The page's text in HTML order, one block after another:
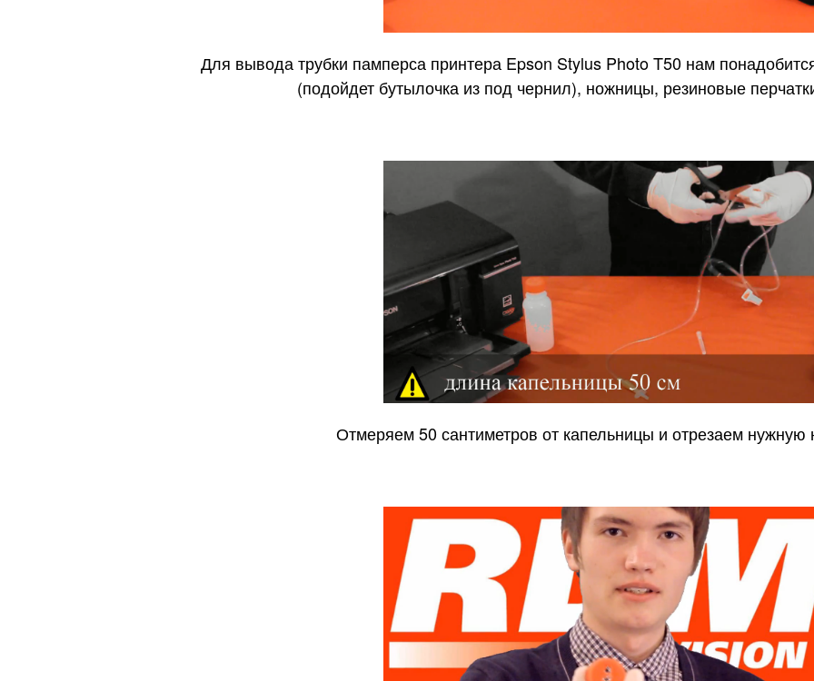
Для вывода трубки памперса принтера Epson Stylus Photo T50 нам
(подойдет бутылочка из под чернил), ножницы, резиновые
Отмеряем 50 сантиметров от капельницы и отрезаем нужную